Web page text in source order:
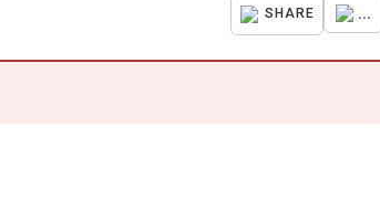
SHARE ...